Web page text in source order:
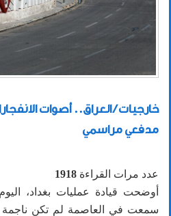
خارجيات / العراق.. أصوات
مدفعي مراسمي
عدد مرات القراءة 1918
أوضحت قيادة عمليات بغداد،
سمعت في العاصمة لم تكن